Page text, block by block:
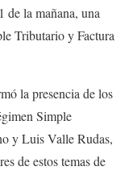
de la mañana, una
Tributario y Factura
la presencia de los
Simple
y Luis Valle Rudas,
de estos temas de